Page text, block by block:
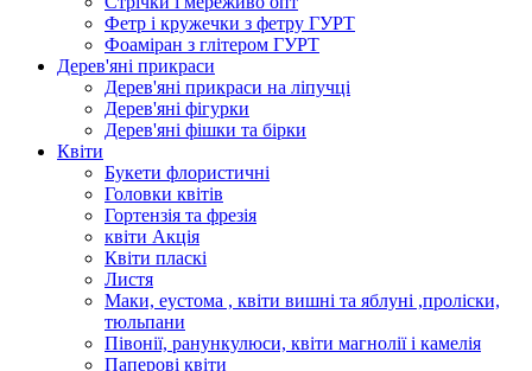
Фетр і кружечки з фетру ГУРТ
Фоаміран з глітером ГУРТ
Дерев'яні прикраси
Дерев'яні прикраси на ліпучці
Дерев'яні фігурки
Дерев'яні фішки та бірки
Квіти
Букети флористичні
Головки квітів
Гортензія та фрезія
квіти Акція
Квіти пласкі
Листя
Маки, еустома , квіти вишні та яблуні ,проліски,
тюльпани
Півонії, ранункулюси, квіти магнолії і камелія
Паперові квіти